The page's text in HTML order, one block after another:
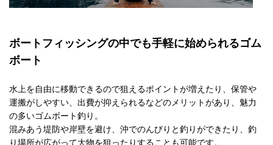
ボートフィッシングの中でも手軽に始められるゴム
ボート
水上を自由に移動できるので狙えるポイントが増えたり、保管や
運搬がしやすい、出費が抑えられるなどのメリットがあり、魅力
の多いゴムボート釣り。
混みあう堤防や岸壁を避け、沖でのんびりと釣りができたり、釣
り場所が広がって大物を狙ったりすることも可能です。